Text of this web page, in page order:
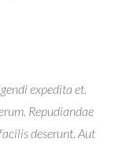
expedita et.
Repudiandae
deserunt. Aut